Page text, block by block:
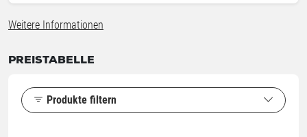
Weitere Informationen
PREISTABELLE
Produkte filtern